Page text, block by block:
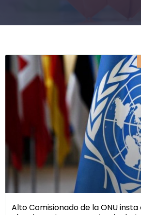
Alto Comisionado de la ONU insta